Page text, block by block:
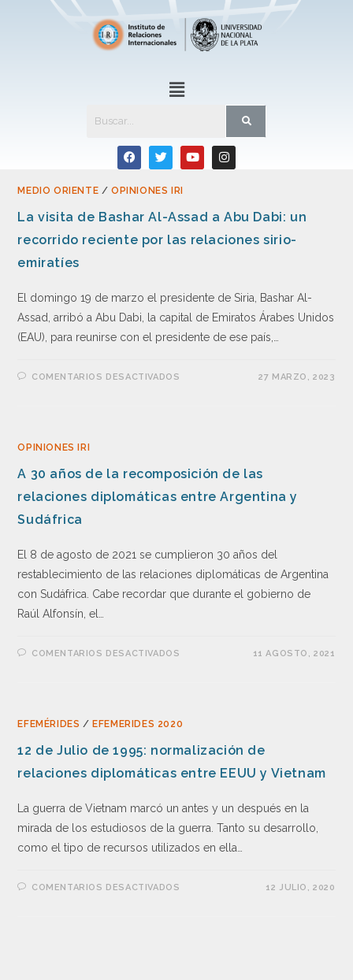
MEDIO ORIENTE /OPINIONES IRI
La visita de Bashar Al-Assad a Abu Dabi: un
recorrido reciente por las relaciones sirio-
emiratíes
El domingo 19 de marzo el presidente de Siria, Bashar Al-
Assad, arribó a Abu Dabi, la capital de Emiratos Árabes Unidos
(EAU), para reunirse con el presidente de ese país,…
COMENTARIOS DESACTIVADOS 27 MARZO, 2023
OPINIONES IRI
A 30 años de la recomposición de las
relaciones diplomáticas entre Argentina y
Sudáfrica
El 8 de agosto de 2021 se cumplieron 30 años del
restablecimiento de las relaciones diplomáticas de Argentina
con Sudáfrica. Cabe recordar que durante el gobierno de
Raúl Alfonsín, el…
COMENTARIOS DESACTIVADOS 11 AGOSTO, 2021
EFEMÉRIDES / EFEMERIDES 2020
12 de Julio de 1995: normalización de
relaciones diplomáticas entre EEUU y Vietnam
La guerra de Vietnam marcó un antes y un después en la
mirada de los estudiosos de la guerra. Tanto su desarrollo,
como el tipo de recursos utilizados en ella…
COMENTARIOS DESACTIVADOS 12 JULIO, 2020